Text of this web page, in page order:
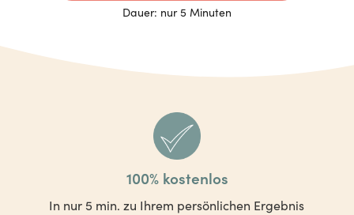
Dauer: nur 5 Minuten
100% kostenlos
In nur 5 min. zu Ihrem persönlichen Ergebnis